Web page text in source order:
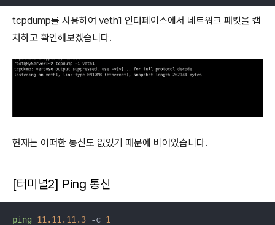
tcpdump를 사용하여 veth1 인터페이스에서 네트워크 패킷을 캡
처하고 확인해보겠습니다.
현재는 어떠한 통신도 없었기 때문에 비어있습니다.
[터미널2] Ping 통신
ping 11.11.11.3 -c 1